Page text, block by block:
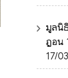
มูลนิ
ฎอน
17/